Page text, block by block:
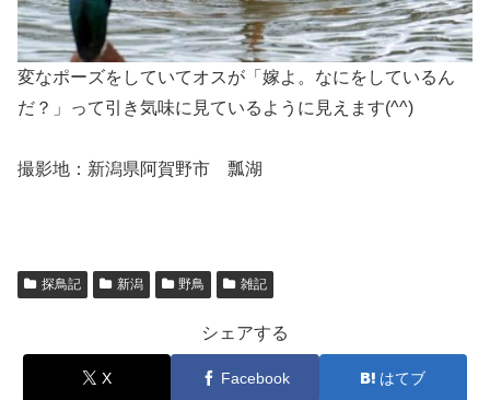
変なポーズをしていてオスが「嫁よ。なにをしているん
だ？」って引き気味に見ているように見えます(^^)
撮影地：新潟県阿賀野市 瓢湖
探鳥記 新潟 野鳥 雑記
シェアする
X Facebook はてブ